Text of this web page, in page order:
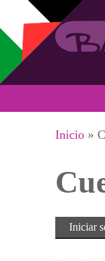
Pasar al contenido
Se
Inicio »
Iniciar